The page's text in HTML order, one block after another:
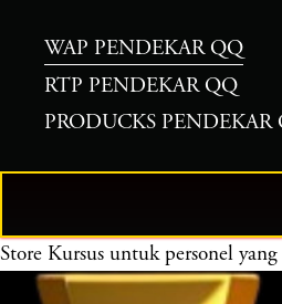
WAP PENDEKAR QQ
RTP PENDEKAR QQ
PRODUCKS PENDEKAR
Store Kursus untuk personel